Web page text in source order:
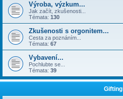
Výroba, výzkum...
Jak začít, zkušenosti...
Témata: 130
Zkušenosti s orgonitem...
Cesta za poznáním...
Témata: 67
Vybavení...
Pochlubte se...
Témata: 39
Gifting